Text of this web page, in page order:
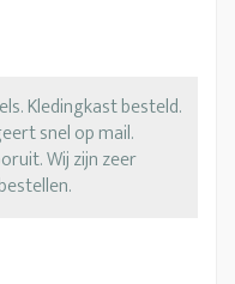
Kledingkast besteld.
snel op mail.
Wij zijn zeer